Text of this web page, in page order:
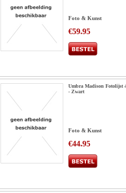
Foto & Kunst
€59.95
Umbra Madison Fotolijst
- Zwart
Foto & Kunst
€44.95